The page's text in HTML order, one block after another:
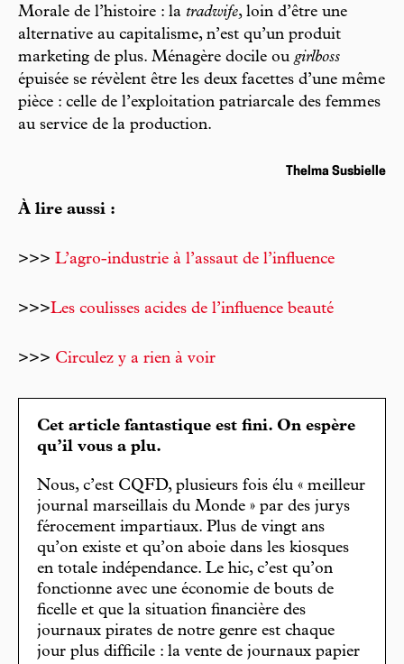
Morale de l’histoire : la tradwife, loin d’être une
alternative au capitalisme, n’est qu’un produit
marketing de plus. Ménagère docile ou girlboss
épuisée se révèlent être les deux facettes d’une même
pièce : celle de l’exploitation patriarcale des femmes
au service de la production.
Thelma Susbielle
À lire aussi :
>>> L’agro-industrie à l’assaut de l’influence
>>>Les coulisses acides de l’influence beauté
>>> Circulez y a rien à voir
Cet article fantastique est fini. On espère
qu’il vous a plu.
Nous, c’est CQFD, plusieurs fois élu « meilleur
journal marseillais du Monde » par des jurys
férocement impartiaux. Plus de vingt ans
qu’on existe et qu’on aboie dans les kiosques
en totale indépendance. Le hic, c’est qu’on
fonctionne avec une économie de bouts de
ficelle et que la situation financière des
journaux pirates de notre genre est chaque
jour plus difficile : la vente de journaux papier